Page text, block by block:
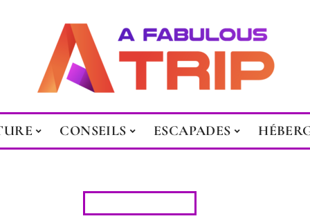
CONSEILS ESCAPADES